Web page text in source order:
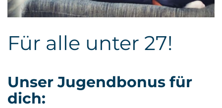
Kontakt
Für alle unter 27!
Unser Jugendbonus für
dich: